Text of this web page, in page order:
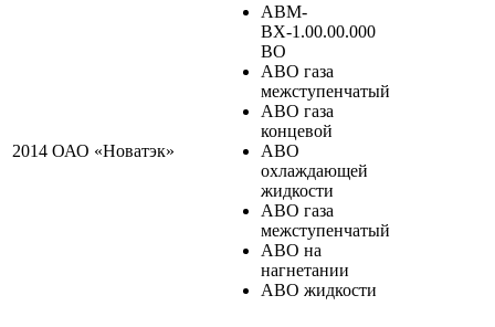
2014 ОАО «Новатэк»
АВМ-
ВХ-1.00.00.000
ВО
АВО газа
межступенчатый
АВО газа
концевой
АВО
охлаждающей
жидкости
АВО газа
межступенчатый
АВО на
нагнетании
АВО жидкости